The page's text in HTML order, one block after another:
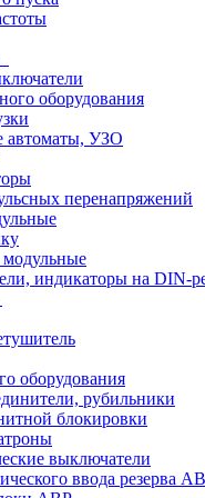
оборудования
автоматы, УЗО
перенапряжений
индикаторы на DIN-
оборудования
рубильники
блокировки
выключатели
ввода резерва